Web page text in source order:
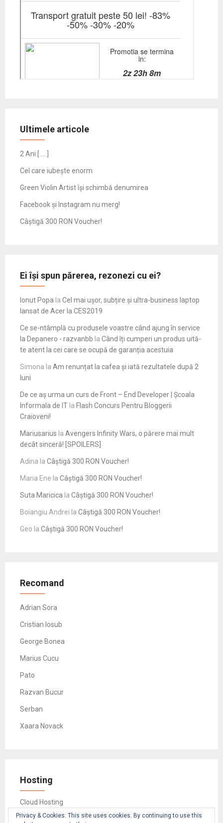
Ultimele articole
2 Ani [ … ]
Cel care iubește enorm
Green Violin Artist își schimbă denumirea
Facebook și Instagram nu merg!
Câștigă 300 RON Voucher!
Ei își spun părerea, rezonezi cu ei?
Ionut Popa la Cel mai ușor, subțire și ultra-business laptop
lansat de Acer la CES2019
Ce se-ntâmplă cu produsele voastre când ajung în service
la Depanero - razvanbb la Când îți cumperi un produs uită-
te atent la cei care se ocupă de garanția acestuia
Simona la Am renunțat la cafea și iată rezultatele după 2
luni
De ce aș urma un curs de Front – End Developer | Școala
Informala de IT la Flash Concurs Pentru Bloggerii
Craioveni!
Mariusarius la Avengers Infinity Wars, o părere mai mult
decât sinceră! [SPOILERS]
Adina la Câștigă 300 RON Voucher!
Maria Ene la Câștigă 300 RON Voucher!
Suta Maricica la Câștigă 300 RON Voucher!
Boiangiu Andrei la Câștigă 300 RON Voucher!
Geo la Câștigă 300 RON Voucher!
Recomand
Adrian Sora
Cristian Iosub
George Bonea
Marius Cucu
Pato
Razvan Bucur
Serban
Xaara Novack
Hosting
Cloud Hosting
Privacy & Cookies: This site uses cookies. By continuing to use this